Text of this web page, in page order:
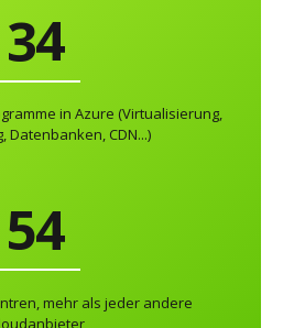
3
4
5
6
7
8
4
5
6
7
8
9
in Azure (Virtualisierung,
Datenbanken, CDN...)
2
3
5
6
1
2
4
5
mehr als jeder andere
2
3
4
5
6
7
0
1
2
3